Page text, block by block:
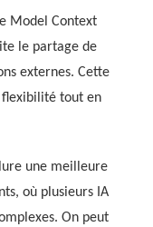
Model Context
le partage de
externes. Cette
tout en
une meilleure
où plusieurs IA
On peut